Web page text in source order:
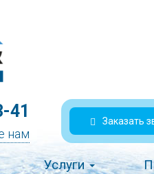
41
нам
Заказать
Услуги